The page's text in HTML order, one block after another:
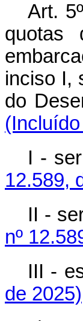
Art.
quotas
inciso I,
do
I -
12.589,
II -
nº
III -
de 2025)